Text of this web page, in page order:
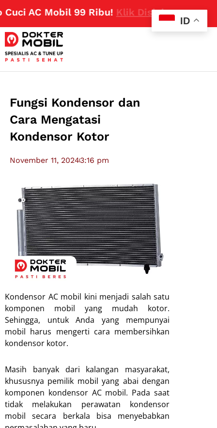
AC Mobil 99 Ribu!Klik Disini
Fungsi Kondensor dan
Cara Mengatasi
Kondensor Kotor
November 11, 20243:16 pm
Kondensor AC mobil kini menjadi salah satu
komponen mobil yang mudah kotor.
Sehingga, untuk Anda yang mempunyai
mobil harus mengerti cara membersihkan
kondensor kotor.
Masih banyak dari kalangan masyarakat,
khususnya pemilik mobil yang abai dengan
komponen kondensor AC mobil. Pada saat
tidak melakukan perawatan kondensor
mobil secara berkala bisa menyebabkan
ID